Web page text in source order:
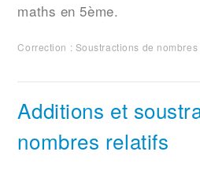
maths en 5ème.
Correction : Soustractions de
Additions et
nombres relatifs